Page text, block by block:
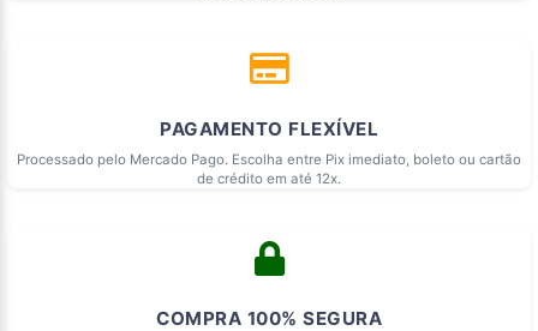
PAGAMENTO FLEXÍVEL
Processado pelo Mercado Pago. Escolha entre Pix imediato, boleto ou cartão
de crédito em até 12x.
COMPRA 100% SEGURA